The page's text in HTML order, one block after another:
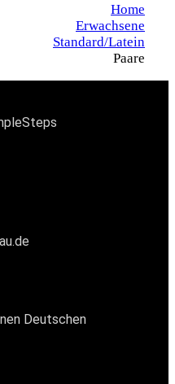
Home
Erwachsene
Standard/Latein
Paare
Deutschen